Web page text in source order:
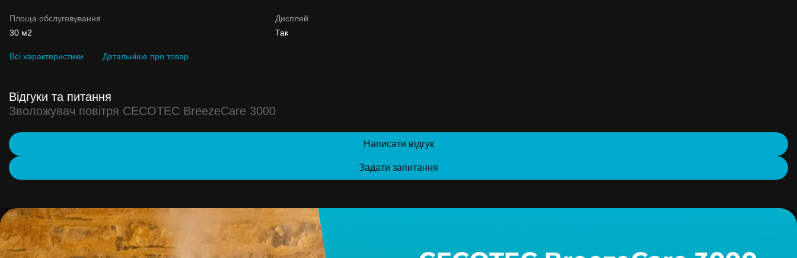
Площа обслуговування
30 м2
Дисплей
Так
Всі характеристики Детальніше про товар
Відгуки та питання
Зволожувач повітря CECOTEC BreezeCare 3000
Написати відгук
Задати запитання